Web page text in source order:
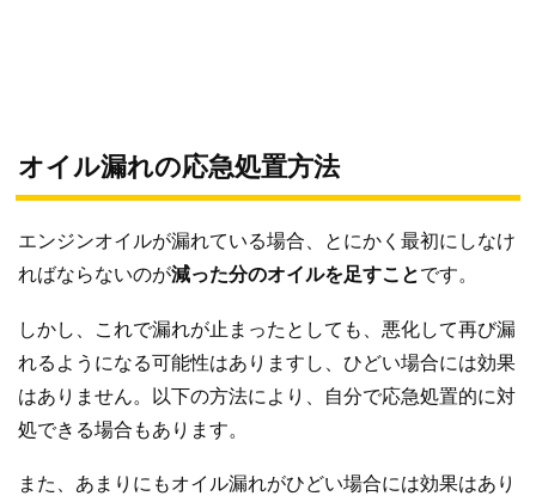
オイル漏れの応急処置方法
エンジンオイルが漏れている場合、とにかく最初にしなけ
ればならないのが減った分のオイルを足すことです。
しかし、これで漏れが止まったとしても、悪化して再び漏
れるようになる可能性はありますし、ひどい場合には効果
はありません。以下の方法により、自分で応急処置的に対
処できる場合もあります。
また、あまりにもオイル漏れがひどい場合には効果はあり